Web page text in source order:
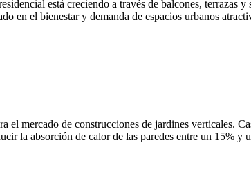
está creciendo a través de balcones, terrazas
en el bienestar y demanda de espacios urbanos
mercado de construcciones de jardines verticales.
la absorción de calor de las paredes entre un 15%